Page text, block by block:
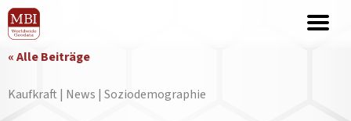
« Alle Beiträge
Kaufkraft | News | Soziodemographie